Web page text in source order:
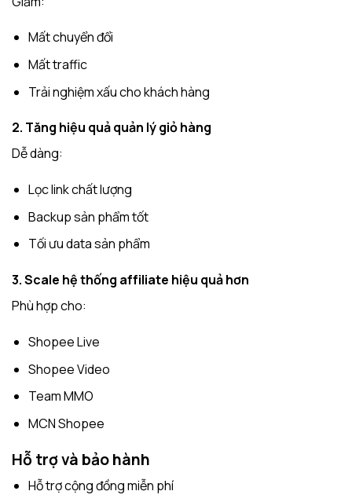
Mất chuyển đổi
Mất traffic
Trải nghiệm xấu cho khách hàng
2. Tăng hiệu quả quản lý giỏ hàng
Dễ dàng:
Lọc link chất lượng
Backup sản phẩm tốt
Tối ưu data sản phẩm
3. Scale hệ thống affiliate hiệu quả hơn
Phù hợp cho:
Shopee Live
Shopee Video
Team MMO
MCN Shopee
Hỗ trợ và bảo hành
Hỗ trợ cộng đồng miễn phí